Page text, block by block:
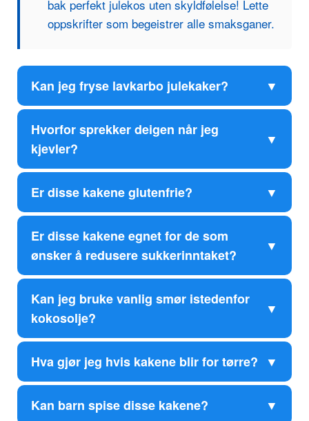
bak perfekt julekos uten skyldfølelse! Lette
oppskrifter som begeistrer alle smaksganer.
Kan jeg fryse lavkarbo julekaker?
Hvorfor sprekker deigen når jeg
kjevler?
Er disse kakene glutenfrie?
Er disse kakene egnet for de som
ønsker å redusere sukkerinntaket?
Kan jeg bruke vanlig smør istedenfor
kokosolje?
Hva gjør jeg hvis kakene blir for tørre?
Kan barn spise disse kakene?